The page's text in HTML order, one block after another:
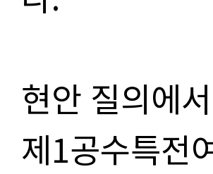
현안 질의에
제1공수특전